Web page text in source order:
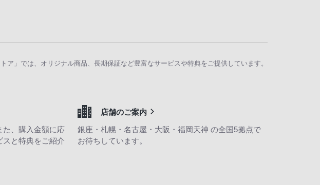
ア」では、オリジナル商品、長期保証など豊富なサービスや特典をご提供しています。
た、購入金額に応
スと特典をご紹介
店舗のご案内
銀座・札幌・名古屋・大阪・福岡天神 の全国5拠点で
お待ちしています。